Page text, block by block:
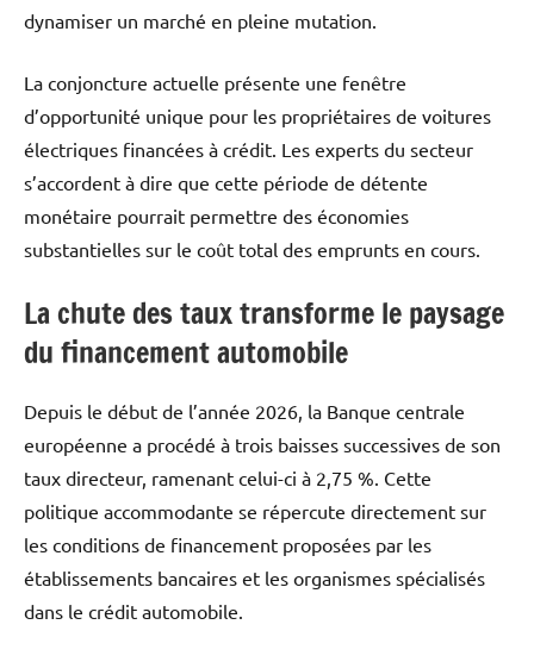
dynamiser un marché en pleine mutation.
La conjoncture actuelle présente une fenêtre
d’opportunité unique pour les propriétaires de voitures
électriques financées à crédit. Les experts du secteur
s’accordent à dire que cette période de détente
monétaire pourrait permettre des économies
substantielles sur le coût total des emprunts en cours.
La chute des taux transforme le paysage
du financement automobile
Depuis le début de l’année 2026, la Banque centrale
européenne a procédé à trois baisses successives de son
taux directeur, ramenant celui-ci à 2,75 %. Cette
politique accommodante se répercute directement sur
les conditions de financement proposées par les
établissements bancaires et les organismes spécialisés
dans le crédit automobile.